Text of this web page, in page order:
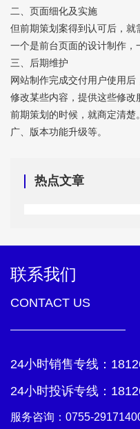
二、页面细化及实施
但前期策划案得到认可后，就
一个是前台页面的设计制作，
三、后期维护
网站制作完成交付用户使用
修改某些内容，提供这些修
前期策划的时候，就商定清
广、版本功能升级等。
热点文章
联系我们
CONTACT US
24小时销售专线：
24小时投诉专线：
服务咨询： 0755-